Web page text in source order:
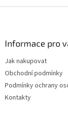
Informace pro
Jak nakupovat
Obchodní podmínky
Podmínky ochrany
Kontakty